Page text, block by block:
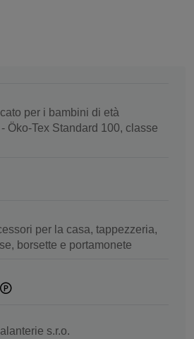
per i bambini di età
Öko-Tex Standard 100, classe
per la casa, tappezzeria,
borsette e portamonete
s.r.o.